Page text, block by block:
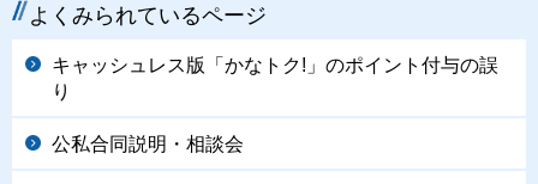
よくみられているページ
キャッシュレス版「かなトク!」のポイント付与の誤
り
公私合同説明・相談会